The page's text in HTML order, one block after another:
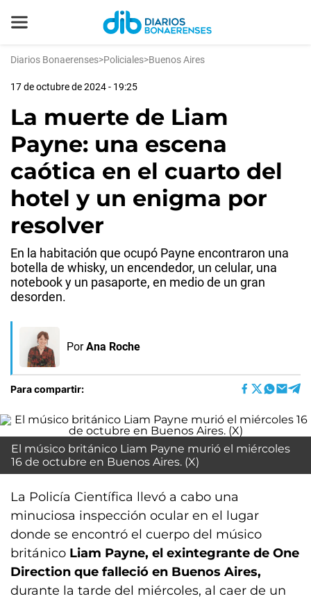
Diarios Bonaerenses>Policiales>Buenos Aires
17 de octubre de 2024 - 19:25
La muerte de Liam
Payne: una escena
caótica en el cuarto del
hotel y un enigma por
resolver
En la habitación que ocupó Payne encontraron una
botella de whisky, un encendedor, un celular, una
notebook y un pasaporte, en medio de un gran
desorden.
Por Ana Roche
Para compartir:
El músico británico Liam Payne murió el miércoles
16 de octubre en Buenos Aires. (X)
La Policía Científica llevó a cabo una
minuciosa inspección ocular en el lugar
donde se encontró el cuerpo del músico
británico Liam Payne, el exintegrante de One
Direction que falleció en Buenos Aires,
durante la tarde del miércoles, al caer de un